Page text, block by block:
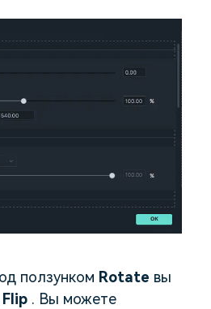
ползунком Rotate вы
Flip . Вы можете